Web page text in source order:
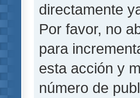
directamente
Por favor, no
para
esta acción y
número de